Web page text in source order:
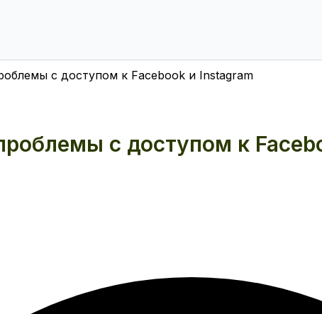
с доступом к Facebook и Instagram
с доступом к